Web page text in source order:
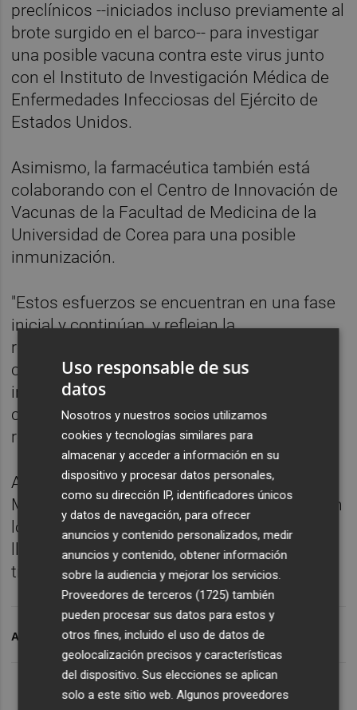
preclínicos --iniciados incluso previamente al
brote surgido en el barco-- para investigar
una posible vacuna contra este virus junto
con el Instituto de Investigación Médica de
Enfermedades Infecciosas del Ejército de
Estados Unidos.
Asimismo, la farmacéutica también está
colaborando con el Centro de Innovación de
Vacunas de la Facultad de Medicina de la
Universidad de Corea para una posible
inmunización.
"Estos esfuerzos se encuentran en una fase
inicial y continúan, y reflejan la
responsabilidad de Moderna de desarrollar
contramedidas contra las enfermedades
infecciosas emergentes", señala un
comunicado emitido por la compañía y
recogido por la agencia 'Bloomberg'.
Ante el anuncio, el precio de las acciones de
Moderna repuntaba más de un 14% diario en
los mercados bursátiles estadounidenses,
llegando a cotizar en los 55,50 dólares por
título.
ARCHIVADO EN MODERNA HANTAVIRUS VACUNA
Uso responsable de sus
datos
Nosotros y nuestros socios utilizamos
cookies y tecnologías similares para
almacenar y acceder a información en su
dispositivo y procesar datos personales,
como su dirección IP, identificadores únicos
y datos de navegación, para ofrecer
anuncios y contenido personalizados, medir
anuncios y contenido, obtener información
sobre la audiencia y mejorar los servicios.
Proveedores de terceros (1725) también
pueden procesar sus datos para estos y
otros fines, incluido el uso de datos de
geolocalización precisos y características
del dispositivo. Sus elecciones se aplican
solo a este sitio web. Algunos proveedores